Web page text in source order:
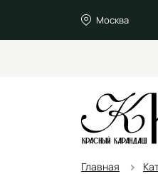
Москва
Главная